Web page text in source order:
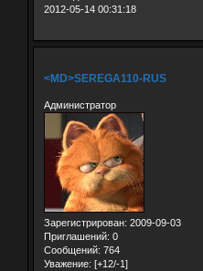
2012-05-14 00:31:18
<MD>SEREGA110-RUS
Администратор
Зарегистрирован: 2009-09-03
Приглашений: 0
Сообщений: 764
Уважение: [+12/-1]